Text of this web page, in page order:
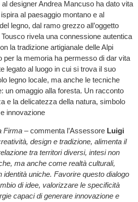
al designer Andrea Mancuso ha dato vita
al paesaggio montano e al
legno, dal ramo grezzo all’oggetto
rivela una connessione autentica
la tradizione artigianale delle Alpi
per la memoria ha permesso di dar vita
legato al luogo in cui si trova il suo
legno locale, ma anche le tecniche
un omaggio alla foresta. Un racconto
e la delicatezza della natura, simbolo
innovazione
Firma– commenta l’Assessore Luigi
design e tradizione, alimenta il
tra territori diversi, intesi non
ma anche come realtà culturali,
identità uniche. Favorire questo dialogo
di idee, valorizzare le specificità
capaci di generare innovazione e